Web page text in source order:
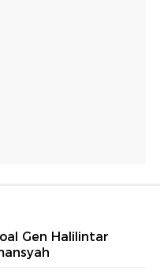
Gen Halilintar